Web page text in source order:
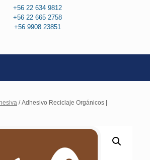
+56 22 634 9812
+56 22 665 2758
+56 9908 23851
/ Adhesivo Reciclaje Orgánicos |